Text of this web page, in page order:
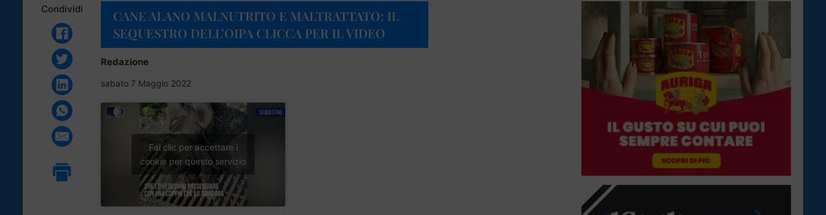
Condividi
CANE ALANO MALNUTRITO E MALTRATTATO: IL
SEQUESTRO DELL’OIPA CLICCA PER IL VIDEO
Redazione
sabato 7 Maggio 2022
Fai clic per accettare i
cookie per questo servizio